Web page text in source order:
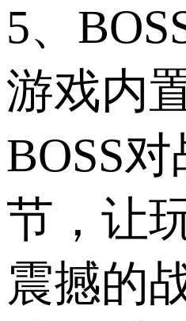
5、
游戏内
BOSS
节，让
震撼的